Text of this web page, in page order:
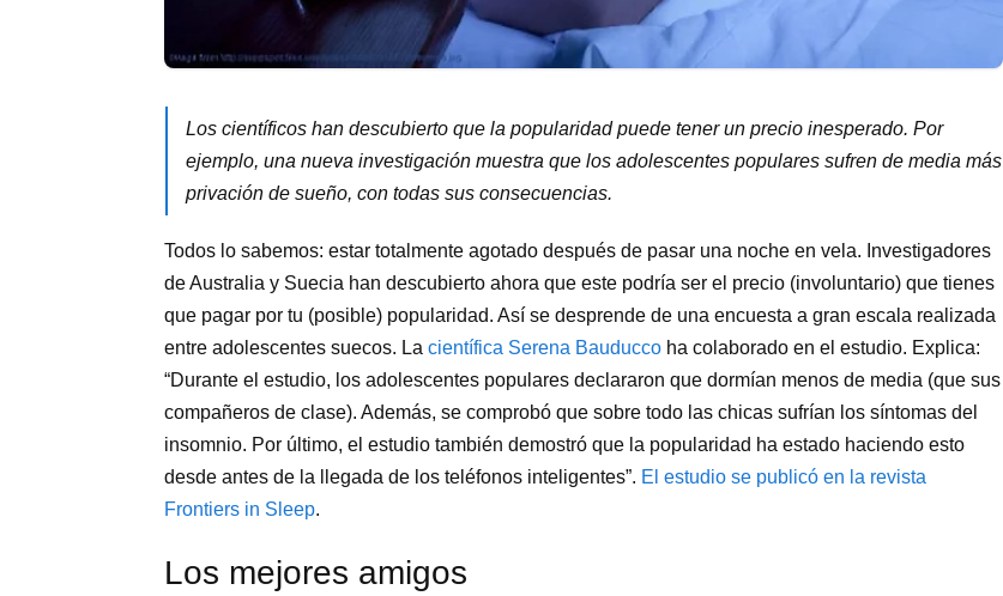
Los científicos han descubierto que la popularidad puede tener un precio inesperado. Por
ejemplo, una nueva investigación muestra que los adolescentes populares sufren de media más
privación de sueño, con todas sus consecuencias.
Todos lo sabemos: estar totalmente agotado después de pasar una noche en vela. Investigadores
de Australia y Suecia han descubierto ahora que este podría ser el precio (involuntario) que tienes
que pagar por tu (posible) popularidad. Así se desprende de una encuesta a gran escala realizada
entre adolescentes suecos. La científica Serena Bauducco ha colaborado en el estudio. Explica:
“Durante el estudio, los adolescentes populares declararon que dormían menos de media (que sus
compañeros de clase). Además, se comprobó que sobre todo las chicas sufrían los síntomas del
insomnio. Por último, el estudio también demostró que la popularidad ha estado haciendo esto
desde antes de la llegada de los teléfonos inteligentes”. El estudio se publicó en la revista
Frontiers in Sleep.
Los mejores amigos